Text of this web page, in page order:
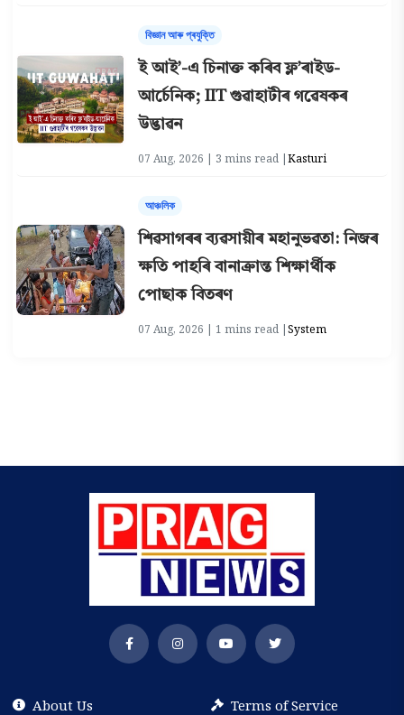
বিজ্ঞান আৰু প্ৰযুক্তি
ই আই’-এ চিনাক্ত কৰিব ফ্ল’ৰাইড-
আৰ্চেনিক; IIT গুৱাহাটীৰ গৱেষকৰ
উদ্ভাৱন
07 Aug, 2026 | 3 mins read |Kasturi
আঞ্চলিক
শিৱসাগৰৰ ব্যৱসায়ীৰ মহানুভৱতা: নিজৰ
ক্ষতি পাহৰি বানাক্ৰান্ত শিক্ষাৰ্থীক
পোছাক বিতৰণ
07 Aug, 2026 | 1 mins read |System
About Us
Terms of Service